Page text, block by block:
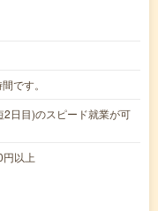
です。
日目)のスピード就業が可
以上